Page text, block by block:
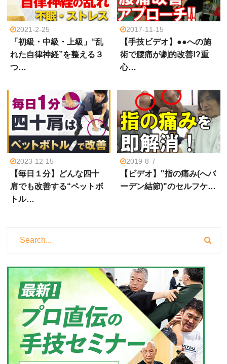
2021-2-25
「初級・中級・上級」“乱
れた自律神経”を整える３
つ…
2017-11-15
【手技ビデオ】●●への施
術で腰痛が劇的改善!?重
心…
2023-12-15
【毎日１分】どんな四十
肩でも改善する“ペットボ
トル…
2019-8-7
【ビデオ】"指の痛み(へバ
ーデン結節)"のセルフケ…